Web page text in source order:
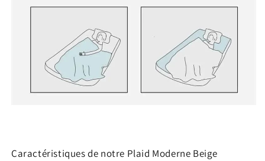
Caractéristiques de notre Plaid Moderne Beige